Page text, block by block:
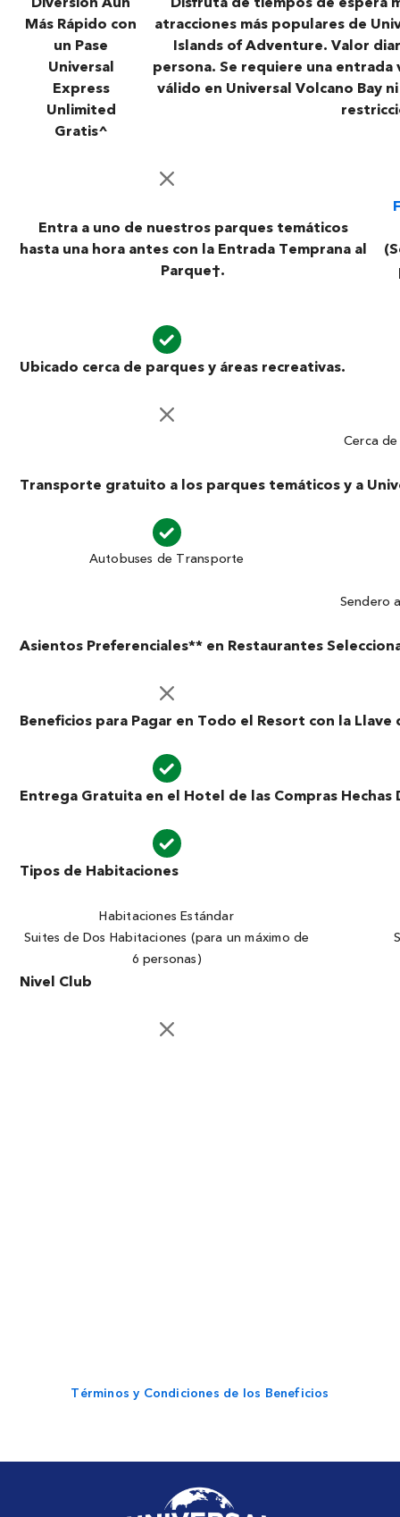
Más Rápido con
un Pase
Universal
Express
Unlimited
Gratis^
atracciones más populares de
Islands of Adventure. Valor
persona. Se requiere una
válido en Universal Volcano Bay
Entra a uno de nuestros parques temáticos
hasta una hora antes con la Entrada Temprana al
Parque†.
Ubicado cerca de parques y áreas recreativas.
Cerca
Transporte gratuito a los parques temáticos y a
Autobuses de Transporte
Sendero
Asientos Preferenciales** en Restaurantes
Beneficios para Pagar en Todo el Resort con la Llave
Entrega Gratuita en el Hotel de las Compras
Tipos de Habitaciones
Habitaciones Estándar
Suites de Dos Habitaciones (para un máximo de
6 personas)
Nivel Club
Términos y Condiciones de los Beneficios